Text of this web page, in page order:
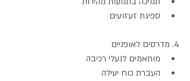
ספיגת זעזועים
4. מדרסים לאופניים
מותאמים לנעלי רכיבה
העברת כוח יעילה